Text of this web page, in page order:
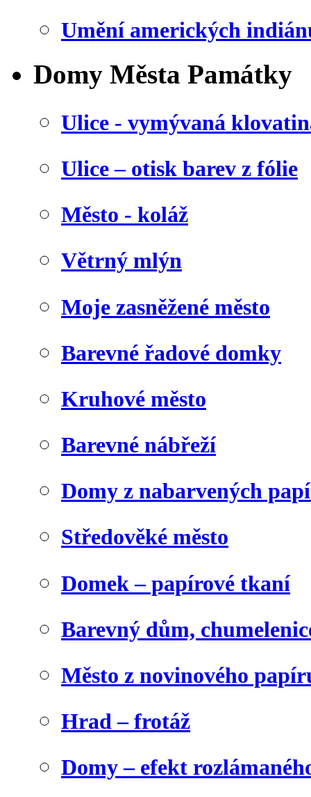
Umění amerických
Domy Města Památky
Ulice - vymývaná
Ulice – otisk barev z fólie
Město - koláž
Větrný mlýn
Moje zasněžené město
Barevné řadové domky
Kruhové město
Barevné nábřeží
Domy z nabarvených
Středověké město
Domek – papírové tkaní
Barevný dům,
Město z novinového
Hrad – frotáž
Domy – efekt